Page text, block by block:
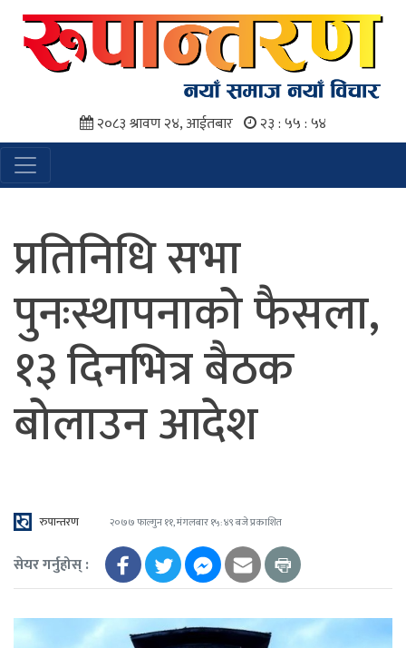
२०८३ श्रावण २४, आईतबार २३ : ५५ : ५४
प्रतिनिधि सभा
पुनःस्थापनाको फैसला,
१३ दिनभित्र बैठक
बोलाउन आदेश
रुपान्तरण २०७७ फाल्गुन ११, मंगलबार १५:४९ बजे प्रकाशित
सेयर गर्नुहोस् :